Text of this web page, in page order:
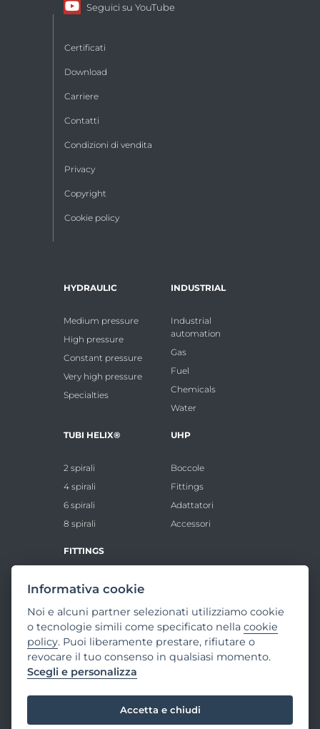
HYDRAULIC
Medium pressure
High pressure
Constant pressure
Very high pressure
Specialties
INDUSTRIAL
Industrial
automation
Gas
Fuel
Chemicals
Water
TUBI HELIX®
2 spirali
4 spirali
6 spirali
8 spirali
UHP
Boccole
Fittings
Adattatori
Accessori
FITTINGS
Boccole Standard
Boccole VHP
Inserti VHP
VAT and business register of Parma:
IT02306450343 - share capital: 2.500.000€
Seguici su YouTube
Certificati
Download
Carriere
Contatti
Condizioni di vendita
Privacy
Copyright
Cookie policy
Informativa cookie
Noi e alcuni partner selezionati utilizziamo cookie
o tecnologie simili come specificato nellacookie
policy. Puoi liberamente prestare, rifiutare o
revocare il tuo consenso in qualsiasi momento.
Scegli e personalizza
Accetta e chiudi